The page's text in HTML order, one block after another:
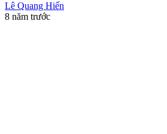
Lê Quang Hiến
8 năm trước